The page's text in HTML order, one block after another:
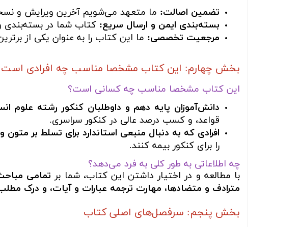
تضمین اصالت: ما متعهد می‌شویم آخرین ویرایش و
بسته‌بندی ایمن و ارسال سریع: کتاب شما در بسته‌بندی
مرجعیت تخصصی: ما این کتاب را به عنوان یکی از
بخش چهارم: این کتاب مشخصا مناسب چه افرادی است
این کتاب مشخصا مناسب چه کسانی است؟
دانش‌آموزان پایه دهم و داوطلبان کنکور رشته علوم
قواعد، و کسب درصد عالی در کنکور سراسری.
افرادی که به دنبال منبعی استاندارد برای تسلط بر
را برای کنکور بیمه کنند.
چه اطلاعاتی به طور کلی به فرد می‌دهد؟
با مطالعه و در اختیار داشتن این کتاب، شما بر تمامی
مترادف و متضادها، مهارت ترجمه عبارات و آیات، و درک
بخش پنجم: سرفصل‌های اصلی کتاب